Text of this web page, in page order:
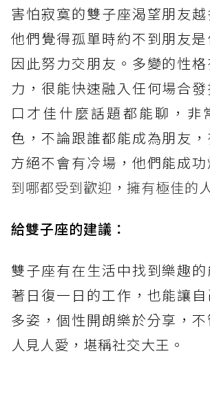
害怕寂寞的雙子座渴望朋友
他們覺得孤單時約不到朋友是
因此努力交朋友。多變的性
力，很能快速融入任何場合發
口才佳什麼話題都能聊，非
色，不論跟誰都能成為朋友
方絕不會有冷場，他們能成功
到哪都受到歡迎 ， 擁有極佳的
給雙子座的建議 ：
雙子座有在生活中找到樂趣
著日復一日的工作，也能讓
多姿，個性開朗樂於分享，
人見人愛，堪稱社交大王。